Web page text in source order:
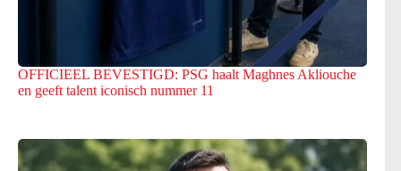
OFFICIEEL BEVESTIGD: PSG haalt Maghnes Akliouche
en geeft talent iconisch nummer 11